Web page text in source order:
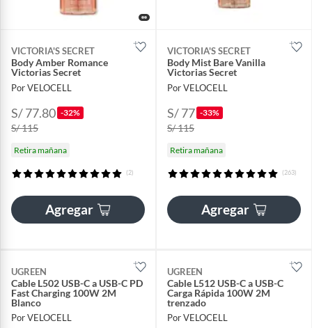
VICTORIA'S SECRET
Body Amber Romance
Victorias Secret
Por VELOCELL
S/ 77.80 -32%
S/ 115
Retira mañana
(2)
Agregar
VICTORIA'S SECRET
Body Mist Bare Vanilla
Victorias Secret
Por VELOCELL
S/ 77 -33%
S/ 115
Retira mañana
(263)
Agregar
UGREEN
Cable L502 USB-C a USB-C PD
Fast Charging 100W 2M
Blanco
Por VELOCELL
UGREEN
Cable L512 USB-C a USB-C
Carga Rápida 100W 2M
trenzado
Por VELOCELL